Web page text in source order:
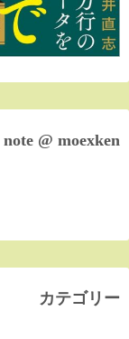
note @ moexken
カテゴリー